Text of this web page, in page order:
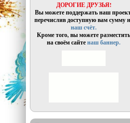
ДОРОГИЕ ДРУЗЬЯ!
Вы можете поддержать наш
перечислив доступную вам сумму
наш счёт.
Кроме того, вы можете разместить
на своём сайтенаш баннер.